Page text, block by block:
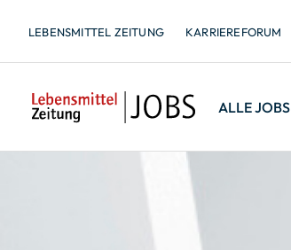
LEBENSMITTEL ZEITUNG KARRIEREFORUM
ALLE JOBS